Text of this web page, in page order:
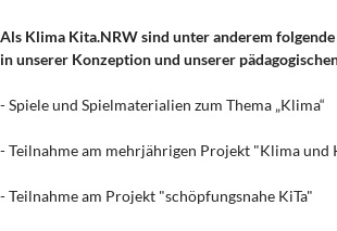
Als Klima Kita.NRW sind unter anderem
in unserer Konzeption und unserer
- Spiele und Spielmaterialien zum Thema „Klima“
- Teilnahme am mehrjährigen Projekt "Klima und
- Teilnahme am Projekt "schöpfungsnahe KiTa"